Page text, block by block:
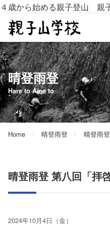
４歳から始める親子登山 親
晴登雨登
Hare to Ame to
Home 晴登雨登 晴登雨
晴登雨登 第八回「拝
2024年10月4日（金）